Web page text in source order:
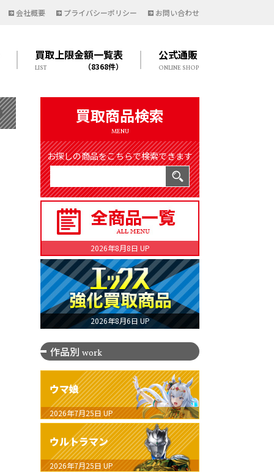
会社概要 プライバシーポリシー お問い合わせ
買取上限金額一覧表
（8368件）
LIST
公式通販
ONLINE SHOP
買取商品検索
MENU
お探しの商品をこちらで検索できます
2026年8月8日 UP
2026年8月6日 UP
作品別 work
ウマ娘
2026年7月25日 UP
ウルトラマン
2026年7月25日 UP